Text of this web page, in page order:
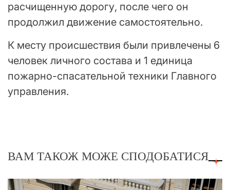
расчищенную дорогу, после чего он
продолжил движение самостоятельно.
К месту происшествия были привлечены 6
человек личного состава и 1 единица
пожарно-спасательной техники Главного
управления.
ВАМ ТАКОЖ МОЖЕ СПОДОБАТИСЯ